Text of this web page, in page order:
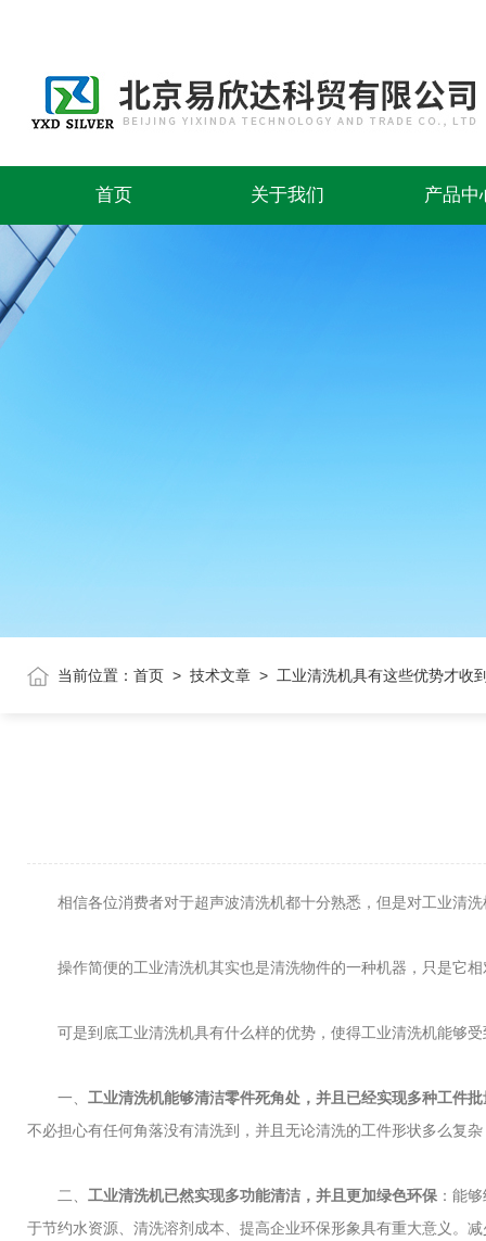
首页 关于我们 产品中
当前位置： 首页 > 技术文章 > 工业清洗机具有这些优势才收
相信各位消费者对于超声波清洗机都十分熟悉，但是对工业清洗
操作简便的工业清洗机其实也是清洗物件的一种机器，只是它相
可是到底工业清洗机具有什么样的优势，使得工业清洗机能够受
一、 工业清洗机能够清洁零件死角处，并且已经实现多种工件
不必担心有任何角落没有清洗到，并且无论清洗的工件形状多么复
二、 工业清洗机已然实现多功能清洁，并且更加绿色环保 ：能
于节约水资源、清洗溶剂成本、提高企业环保形象具有重大意义。